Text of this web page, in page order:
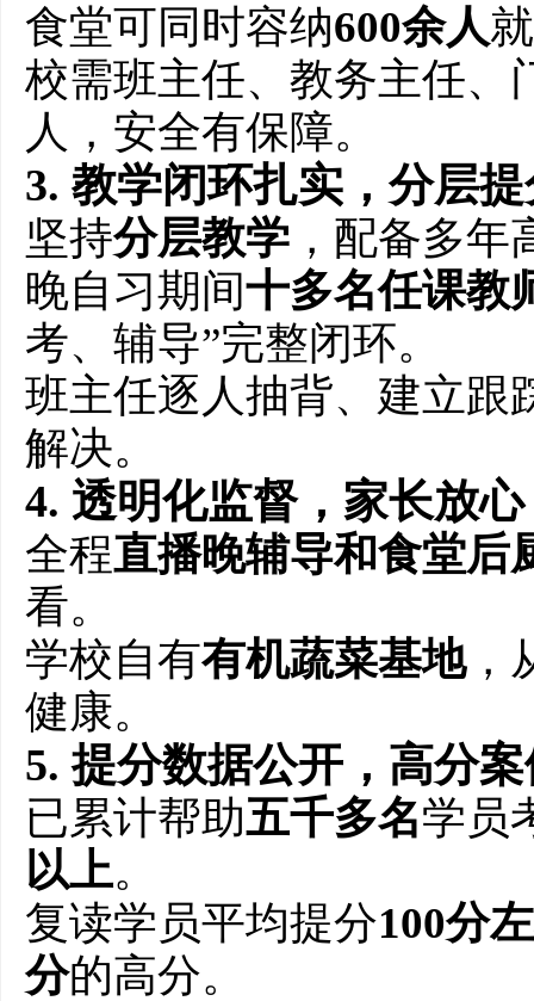
食堂可同时容纳600余人
校需班主任、教务主任、
人，安全有保障。
3. 教学闭环扎实，分层
坚持分层教学 ，配备多
晚自习期间十多名任课教
考、辅导”完整闭环。
班主任逐人抽背、建立跟
解决。
4. 透明化监督，家长放心
全程直播晚辅导和食堂后
看。
学校自有有机蔬菜基地，
健康。
5. 提分数据公开，高分
已累计帮助五千多名学员
以上。
复读学员平均提分100分
分的高分。